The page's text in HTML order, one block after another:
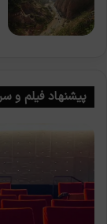
پیشنهاد فیلم و